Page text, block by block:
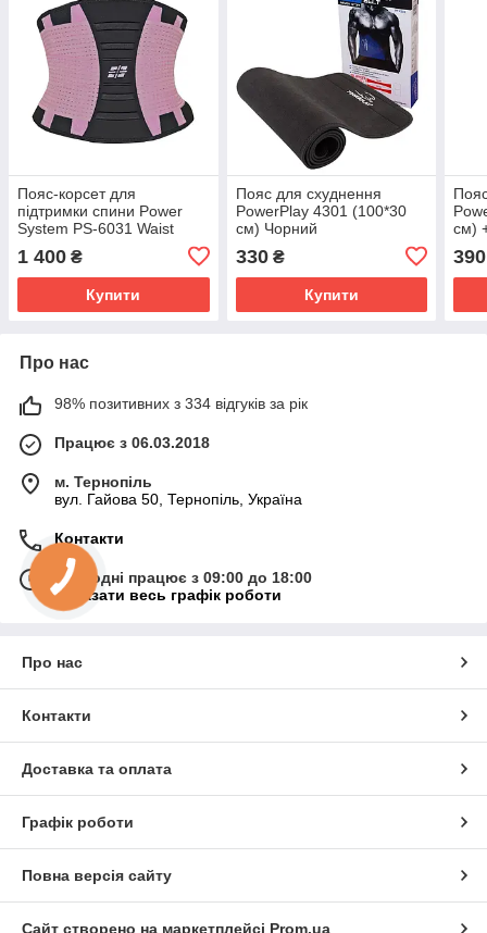
Пояс-корсет для
підтримки спини Power
System PS-6031 Waist
1 400 ₴
Купити
Пояс для схуднення
PowerPlay 4301 (100*30
см) Чорний
330₴
Купити
см)
390
Про нас
98% позитивних з 334 відгуків за рік
Працює з 06.03.2018
м. Тернопіль
вул. Гайова 50, Тернопіль, Україна
Контакти
Сьогодні працює з 09:00 до 18:00
Показати весь графік роботи
Про нас
Контакти
Доставка та оплата
Графік роботи
Повна версія сайту
Сайт створено на маркетплейсі Prom.ua